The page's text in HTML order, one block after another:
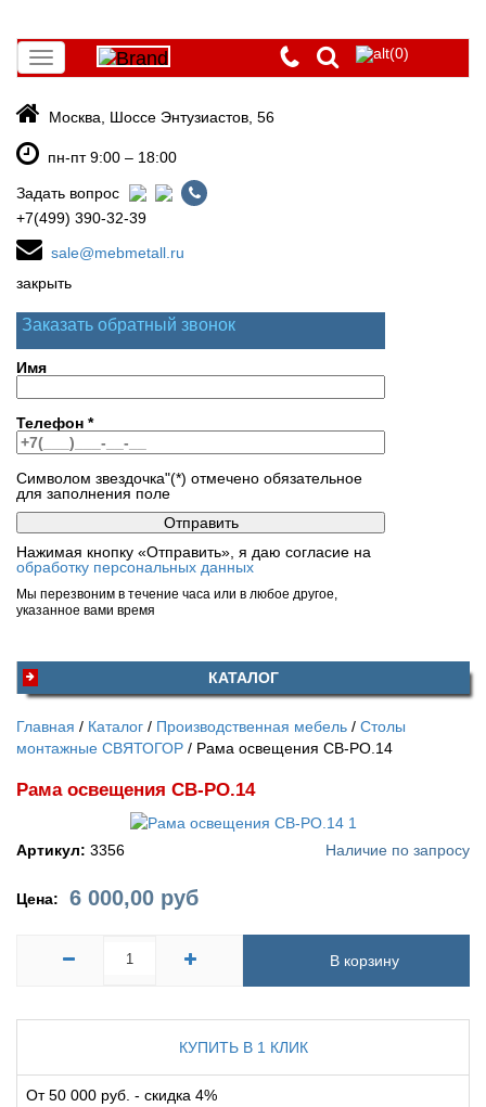
Toggle
navigation
(0)
Москва, Шоссе Энтузиастов, 56
пн-пт 9:00 – 18:00
Задать вопрос
+7(499) 390-32-39
sale@mebmetall.ru
закрыть
Заказать обратный звонок
Имя
Телефон *
Символом звездочка"(*) отмечено обязательное
для заполнения поле
Нажимая кнопку «Отправить», я даю согласие на
обработку персональных данных
Мы перезвоним в течение часа или в любое другое,
указанное вами время
КАТАЛОГ
Главная Каталог Производственная мебель
Столы
монтажные СВЯТОГОР
Рама освещения СВ-РО.14
Рама освещения СВ-РО.14
Артикул: 3356 Наличие по запросу
Цена: 6 000,00 руб
В корзину
КУПИТЬ В 1 КЛИК
От 50 000 руб. - скидка 4%